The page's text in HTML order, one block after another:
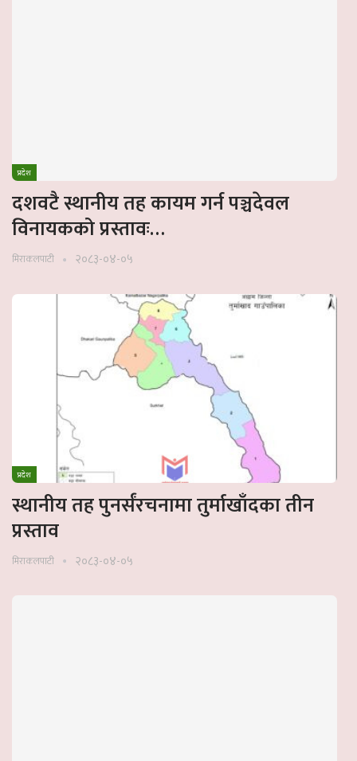
प्रदेश
दशवटै स्थानीय तह कायम गर्न पञ्चदेवल
विनायकको प्रस्तावः…
मिराकलपाटी २०८३-०४-०५
प्रदेश
स्थानीय तह पुनर्संरचनामा तुर्माखाँदका तीन
प्रस्ताव
मिराकलपाटी २०८३-०४-०५